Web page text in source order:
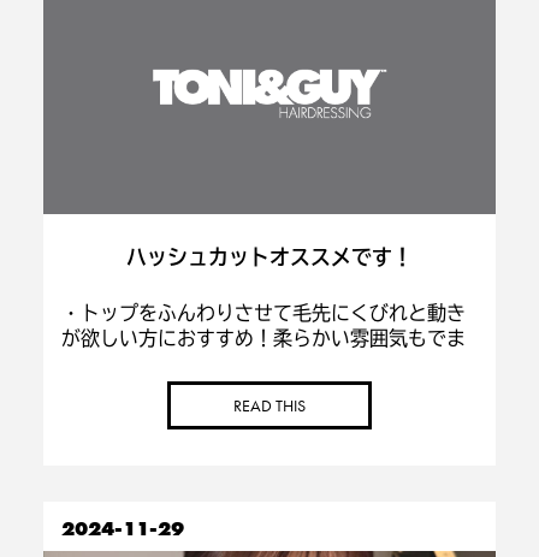
ハッシュカットオススメです！
・トップをふんわりさせて毛先にくびれと動き
が欲しい方におすすめ！柔らかい雰囲気もでま
・こんな方にもオススメ！ ・もっとレイヤー入
れたい人 ・初めてレイヤー入れる人 ・雰囲気
READ THIS
2024-11-29